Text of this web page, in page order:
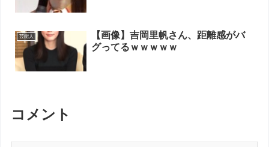
芸能人
【画像】吉岡里帆さん、距離感がバ
グってるｗｗｗｗｗ
コメント